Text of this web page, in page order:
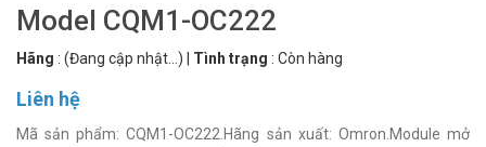
Model CQM1-OC222
Hãng : (Đang cập nhật...) Tình trạng : Còn hàng
Liên hệ
Mã sản phẩm: CQM1-OC222.Hãng sản xuất: Omron.Module mở